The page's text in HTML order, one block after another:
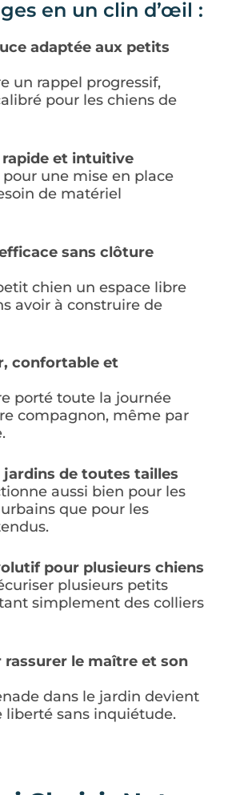
en un clin d’œil :
adaptée aux petits
un rappel progressif,
pour les chiens de
et intuitive
une mise en place
de matériel
sans clôture
chien un espace libre
avoir à construire de
confortable et
porté toute la journée
compagnon, même par
de toutes tailles
aussi bien pour les
que pour les
pour plusieurs chiens
plusieurs petits
simplement des colliers
rassurer le maître et son
dans le jardin devient
sans inquiétude.